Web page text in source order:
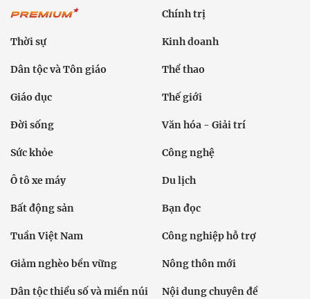
Chính trị
Thời sự Kinh doanh
Dân tộc và Tôn giáo Thể thao
Giáo dục Thế giới
Đời sống Văn hóa - Giải trí
Sức khỏe Công nghệ
Ô tô xe máy Du lịch
Bất động sản Bạn đọc
Tuần Việt Nam Công nghiệp hỗ trợ
Giảm nghèo bền vững Nông thôn mới
Dân tộc thiểu số và miền núi Nội dung chuyên đề